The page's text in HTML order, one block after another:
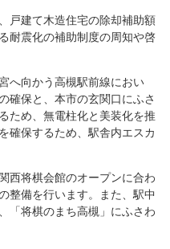
戸建て木造住宅の除却補助額
耐震化の補助制度の周知や啓
へ向かう高槻駅前線におい
確保と、本市の玄関口にふさ
ため、無電柱化と美装化を推
確保するため、駅舎内エスカ
西将棋会館のオープンに合わ
整備を行います。また、駅中
「将棋のまち高槻」にふさわ